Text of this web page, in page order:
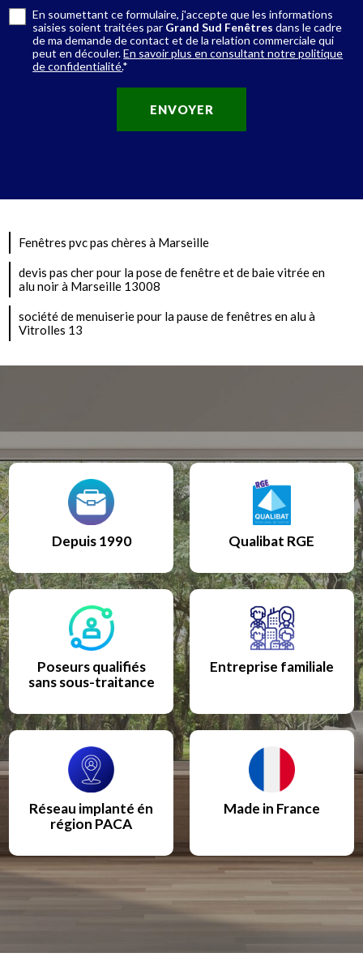
En soumettant ce formulaire, j'accepte que les informations
saisies soient traitées par Grand Sud Fenêtres dans le cadre
de ma demande de contact et de la relation commerciale qui
peut en découler.En savoir plus en consultant notre politique
de confidentialité.*
Fenêtres pvc pas chères à Marseille
devis pas cher pour la pose de fenêtre et de baie vitrée en
alu noir à Marseille 13008
société de menuiserie pour la pause de fenêtres en alu à
Vitrolles 13
Depuis 1990 Qualibat RGE
Poseurs qualifiés
sans sous-traitance
Entreprise familiale
Réseau implanté én
région PACA
Made in France